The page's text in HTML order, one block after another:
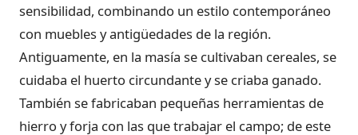
sensibilidad, combinando un estilo contemporáneo
con muebles y antigüedades de la región.
Antiguamente, en la masía se cultivaban cereales, se
cuidaba el huerto circundante y se criaba ganado.
También se fabricaban pequeñas herramientas de
hierro y forja con las que trabajar el campo; de este